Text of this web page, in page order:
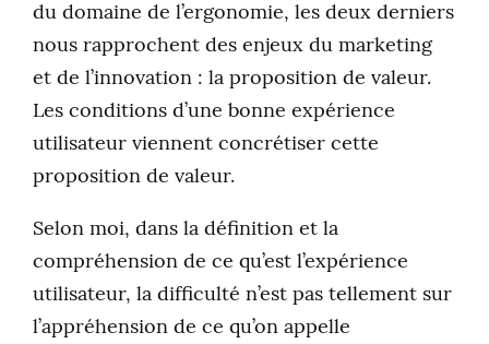
du domaine de l’ergonomie, les deux derniers
nous rapprochent des enjeux du marketing
et de l’innovation : la proposition de valeur.
Les conditions d’une bonne expérience
utilisateur viennent concrétiser cette
proposition de valeur.
Selon moi, dans la définition et la
compréhension de ce qu’est l’expérience
utilisateur, la difficulté n’est pas tellement sur
l’appréhension de ce qu’on appelle